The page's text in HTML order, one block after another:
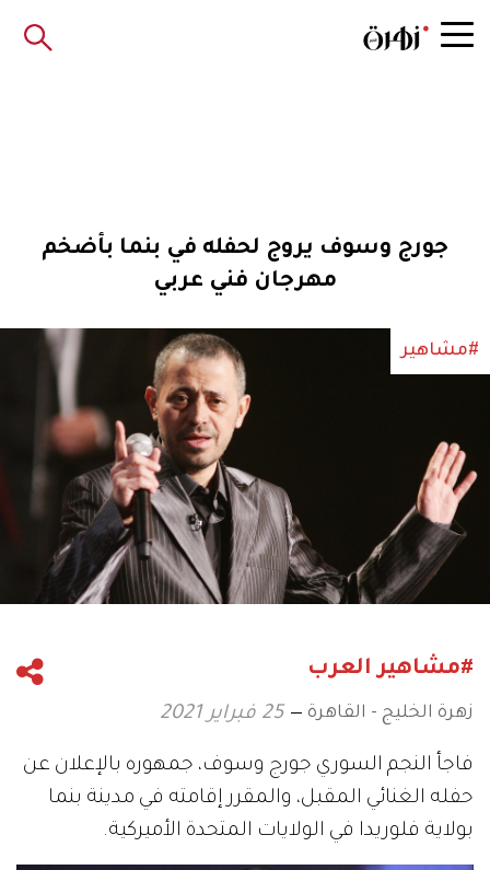
جورج وسوف يروج لحفله في بنما بأضخم
مهرجان فني عربي
#مشاهير
#مشاهير العرب
زهرة الخليج - القاهرة 25 فبراير 2021
فاجأ النجم السوري جورج وسوف، جمهوره بالإعلان عن
حفله الغنائي المقبل، والمقرر إقامته في مدينة بنما
بولاية فلوريدا في الولايات المتحدة الأميركية.